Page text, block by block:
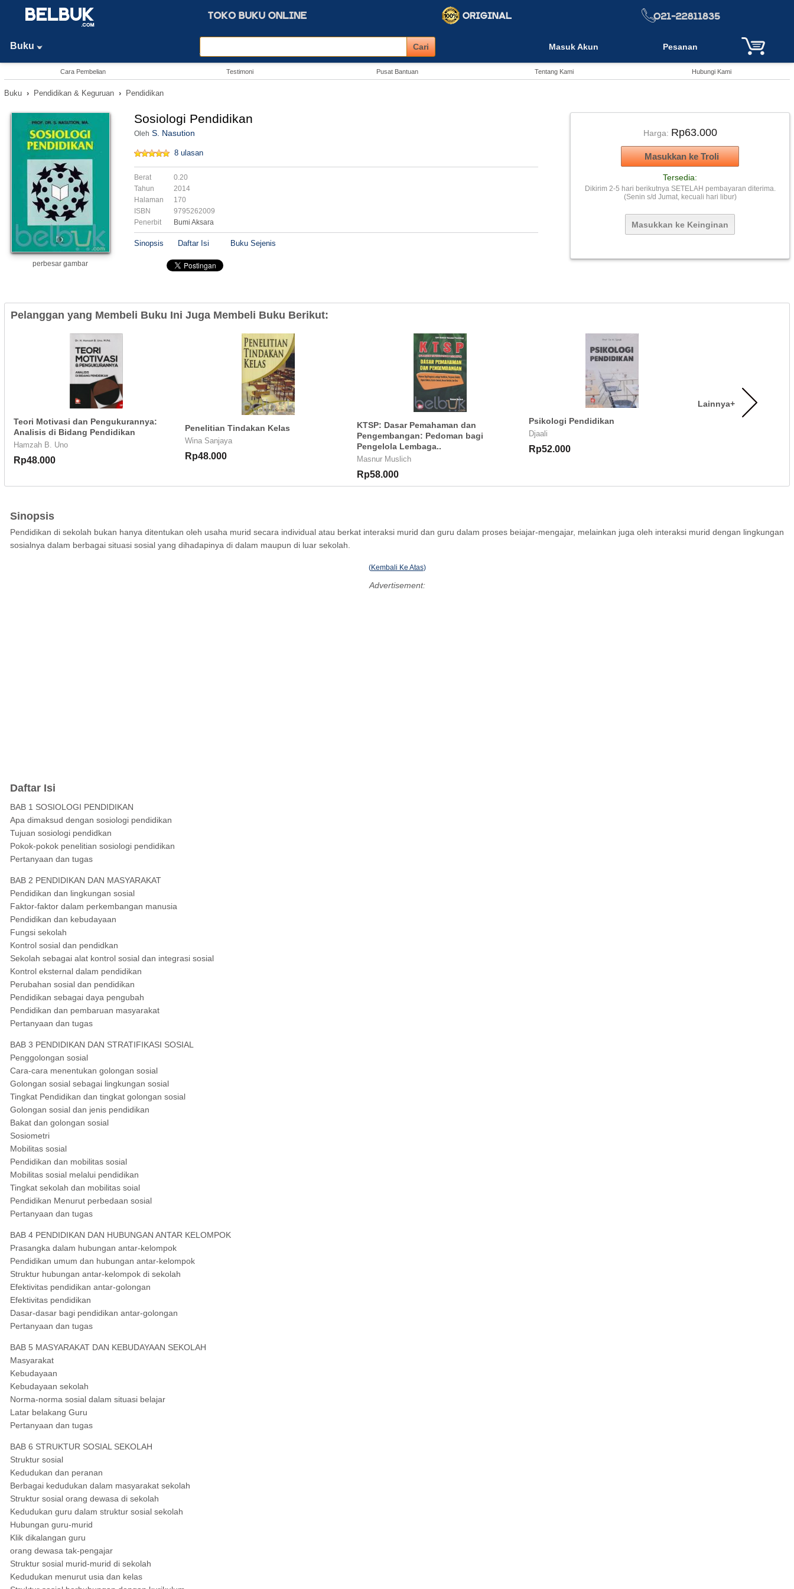
Buku Masuk Akun Pesanan
Cara Pembelian Testimoni Pusat Bantuan Tentang Kami Hubungi Kami
Buku › Pendidikan & Keguruan › Pendidikan
perbesar gambar
Sosiologi Pendidikan
Oleh S. Nasution
8 ulasan
Berat
0.20
Tahun
2014
Halaman
170
ISBN
9795262009
Penerbit
Bumi Aksara
Sinopsis Daftar Isi Buku Sejenis
Harga: Rp63.000
Tersedia:
Dikirim 2-5 hari berikutnya SETELAH pembayaran diterima.
(Senin s/d Jumat, kecuali hari libur)
Pelanggan yang Membeli Buku Ini Juga Membeli Buku Berikut:
Teori Motivasi dan Pengukurannya:
Analisis di Bidang Pendidikan
Hamzah B. Uno
Rp48.000
Penelitian Tindakan Kelas
Wina Sanjaya
Rp48.000
KTSP: Dasar Pemahaman dan
Pengembangan: Pedoman bagi
Pengelola Lembaga..
Masnur Muslich
Rp58.000
Psikologi Pendidikan
Djaali
Rp52.000
Lainnya+
Sinopsis
Pendidikan di sekolah bukan hanya ditentukan oleh usaha murid secara individual atau berkat interaksi murid dan guru dalam proses beiajar-mengajar, melainkan juga oleh interaksi murid dengan lingkungan
sosialnya dalam berbagai situasi sosial yang dihadapinya di dalam maupun di luar sekolah.
(Kembali Ke Atas)
Advertisement:
Daftar Isi
BAB 1 SOSIOLOGI PENDIDIKAN
Apa dimaksud dengan sosiologi pendidikan
Tujuan sosiologi pendidkan
Pokok-pokok penelitian sosiologi pendidikan
Pertanyaan dan tugas
BAB 2 PENDIDIKAN DAN MASYARAKAT
Pendidikan dan lingkungan sosial
Faktor-faktor dalam perkembangan manusia
Pendidikan dan kebudayaan
Fungsi sekolah
Kontrol sosial dan pendidkan
Sekolah sebagai alat kontrol sosial dan integrasi sosial
Kontrol eksternal dalam pendidikan
Perubahan sosial dan pendidikan
Pendidikan sebagai daya pengubah
Pendidikan dan pembaruan masyarakat
Pertanyaan dan tugas
BAB 3 PENDIDIKAN DAN STRATIFIKASI SOSIAL
Penggolongan sosial
Cara-cara menentukan golongan sosial
Golongan sosial sebagai lingkungan sosial
Tingkat Pendidikan dan tingkat golongan sosial
Golongan sosial dan jenis pendidikan
Bakat dan golongan sosial
Sosiometri
Mobilitas sosial
Pendidikan dan mobilitas sosial
Mobilitas sosial melalui pendidikan
Tingkat sekolah dan mobilitas soial
Pendidikan Menurut perbedaan sosial
Pertanyaan dan tugas
BAB 4 PENDIDIKAN DAN HUBUNGAN ANTAR KELOMPOK
Prasangka dalam hubungan antar-kelompok
Pendidikan umum dan hubungan antar-kelompok
Struktur hubungan antar-kelompok di sekolah
Efektivitas pendidikan antar-golongan
Efektivitas pendidikan
Dasar-dasar bagi pendidikan antar-golongan
Pertanyaan dan tugas
BAB 5 MASYARAKAT DAN KEBUDAYAAN SEKOLAH
Masyarakat
Kebudayaan
Kebudayaan sekolah
Norma-norma sosial dalam situasi belajar
Latar belakang Guru
Pertanyaan dan tugas
BAB 6 STRUKTUR SOSIAL SEKOLAH
Struktur sosial
Kedudukan dan peranan
Berbagai kedudukan dalam masyarakat sekolah
Struktur sosial orang dewasa di sekolah
Kedudukan guru dalam struktur sosial sekolah
Hubungan guru-murid
Klik dikalangan guru
orang dewasa tak-pengajar
Struktur sosial murid-murid di sekolah
Kedudukan menurut usia dan kelas